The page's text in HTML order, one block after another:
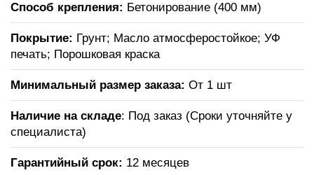
Способ крепления: Бетонирование (400 мм)
Покрытие: Грунт; Масло атмосферостойкое; УФ
печать; Порошковая краска
Минимальный размер заказа: От 1 шт
Наличие на складе: Под заказ (Сроки уточняйте у
специалиста)
Гарантийный срок: 12 месяцев